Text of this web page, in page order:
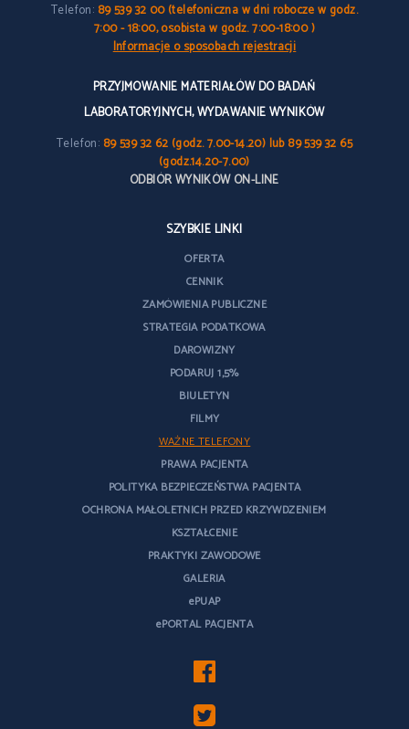
Telefon: 89 539 32 00 (telefoniczna w dni robocze w godz.
7:00 - 18:00, osobista w godz. 7:00-18:00 )
Informacje o sposobach rejestracji
PRZYJMOWANIE MATERIAŁÓW DO BADAŃ
LABORATORYJNYCH, WYDAWANIE WYNIKÓW
Telefon: 89 539 32 62 (godz. 7.00-14.20) lub 89 539 32 65
(godz.14.20-7.00)
ODBIÓR WYNIKÓW ON-LINE
SZYBKIE LINKI
OFERTA
CENNIK
ZAMÓWIENIA PUBLICZNE
STRATEGIA PODATKOWA
DAROWIZNY
PODARUJ 1,5%
BIULETYN
FILMY
WAŻNE TELEFONY
PRAWA PACJENTA
POLITYKA BEZPIECZEŃSTWA PACJENTA
OCHRONA MAŁOLETNICH PRZED KRZYWDZENIEM
KSZTAŁCENIE
PRAKTYKI ZAWODOWE
GALERIA
ePUAP
ePORTAL PACJENTA